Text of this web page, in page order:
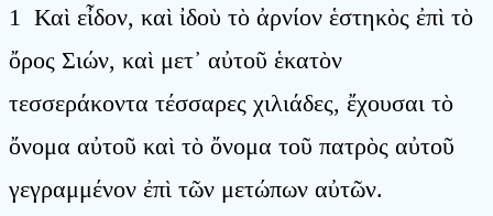
1 Καὶ εἶδον, καὶ ἰδοὺ τὸ ἀρνίον ἑστηκὸς ἐπὶ τὸ
ὄρος Σιών, καὶ μετ᾿ αὐτοῦ ἑκατὸν
τεσσεράκοντα τέσσαρες χιλιάδες, ἔχουσαι τὸ
ὄνομα αὐτοῦ καὶ τὸ ὄνομα τοῦ πατρὸς αὐτοῦ
γεγραμμένον ἐπὶ τῶν μετώπων αὐτῶν.